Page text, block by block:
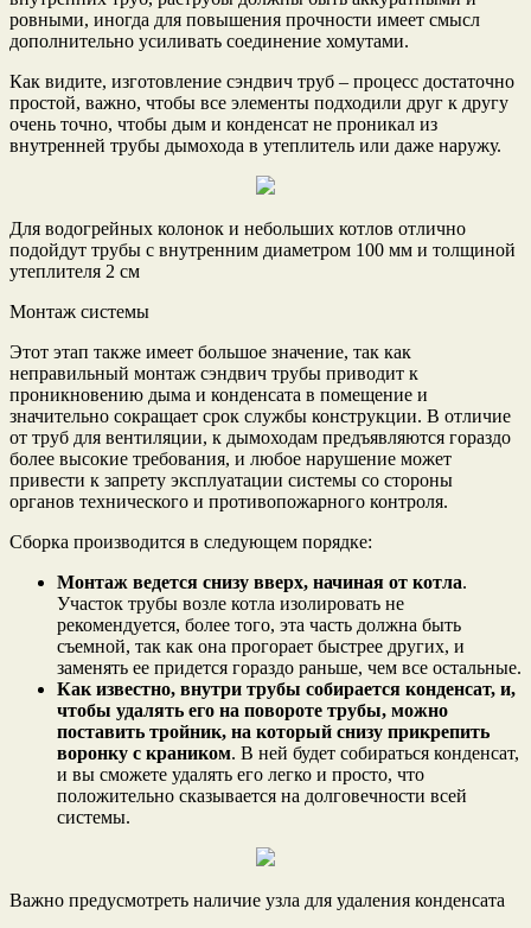
ровными, иногда для повышения прочности имеет смысл
дополнительно усиливать соединение хомутами.
Как видите, изготовление сэндвич труб – процесс достаточно
простой, важно, чтобы все элементы подходили друг к другу
очень точно, чтобы дым и конденсат не проникал из
внутренней трубы дымохода в утеплитель или даже наружу.
Для водогрейных колонок и небольших котлов отлично
подойдут трубы с внутренним диаметром 100 мм и толщиной
утеплителя 2 см
Монтаж системы
Этот этап также имеет большое значение, так как
неправильный монтаж сэндвич трубы приводит к
проникновению дыма и конденсата в помещение и
значительно сокращает срок службы конструкции. В отличие
от труб для вентиляции, к дымоходам предъявляются гораздо
более высокие требования, и любое нарушение может
привести к запрету эксплуатации системы со стороны
органов технического и противопожарного контроля.
Сборка производится в следующем порядке:
Монтаж ведется снизу вверх, начиная от котла.
Участок трубы возле котла изолировать не
рекомендуется, более того, эта часть должна быть
съемной, так как она прогорает быстрее других, и
заменять ее придется гораздо раньше, чем все остальные.
Как известно, внутри трубы собирается конденсат, и,
чтобы удалять его на повороте трубы, можно
поставить тройник, на который снизу прикрепить
воронку с краником. В ней будет собираться конденсат,
и вы сможете удалять его легко и просто, что
положительно сказывается на долговечности всей
системы.
Важно предусмотреть наличие узла для удаления конденсата